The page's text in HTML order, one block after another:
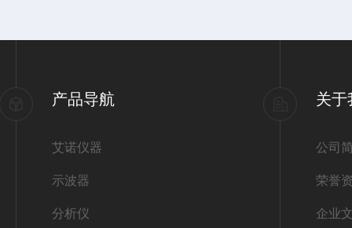
产品导航
艾诺仪器
示波器
分析仪
关于
公司
荣誉
企业